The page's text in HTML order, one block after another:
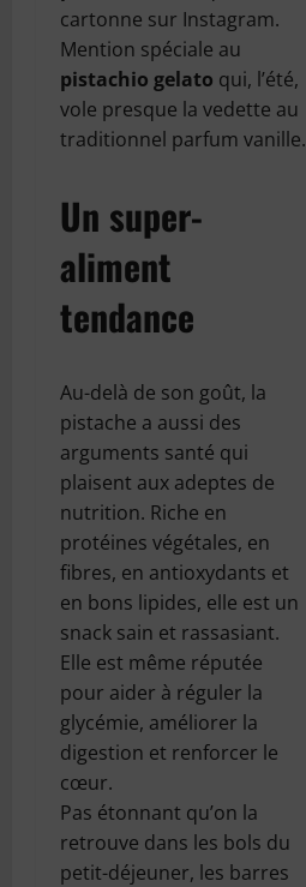
cartonne sur Instagram.
Mention spéciale au
pistachio gelato qui, l’été,
vole presque la vedette au
traditionnel parfum vanille.
Un super-
aliment
tendance
Au-delà de son goût, la
pistache a aussi des
arguments santé qui
plaisent aux adeptes de
nutrition. Riche en
protéines végétales, en
fibres, en antioxydants et
en bons lipides, elle est un
snack sain et rassasiant.
Elle est même réputée
pour aider à réguler la
glycémie, améliorer la
digestion et renforcer le
cœur.
Pas étonnant qu’on la
retrouve dans les bols du
petit-déjeuner, les barres